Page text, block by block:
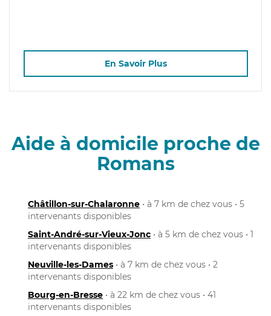
En Savoir Plus
Aide à domicile proche de
Romans
Châtillon-sur-Chalaronne • à 7 km de chez vous • 5
intervenants disponibles
Saint-André-sur-Vieux-Jonc • à 5 km de chez vous • 1
intervenants disponibles
Neuville-les-Dames • à 7 km de chez vous • 2
intervenants disponibles
Bourg-en-Bresse • à 22 km de chez vous • 41
intervenants disponibles